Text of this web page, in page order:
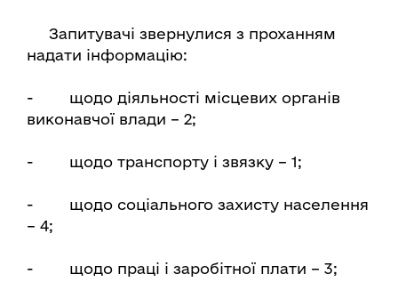
Запитувачі звернулися з проханням
надати інформацію:
- щодо діяльності місцевих органів
виконавчої влади – 2;
- щодо транспорту і звязку – 1;
- щодо соціального захисту населення
– 4;
- щодо праці і заробітної плати – 3;